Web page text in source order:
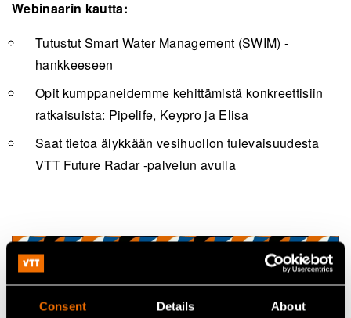
Consent Details About
Webinaarin kautta:
Tutustut Smart Water Management (SWIM) -
hankkeeseen
Opit kumppaneidemme kehittämistä konkreettisiin
ratkaisuista: Pipelife, Keypro ja Elisa
Saat tietoa älykkään vesihuollon tulevaisuudesta
VTT Future Radar -palvelun avulla